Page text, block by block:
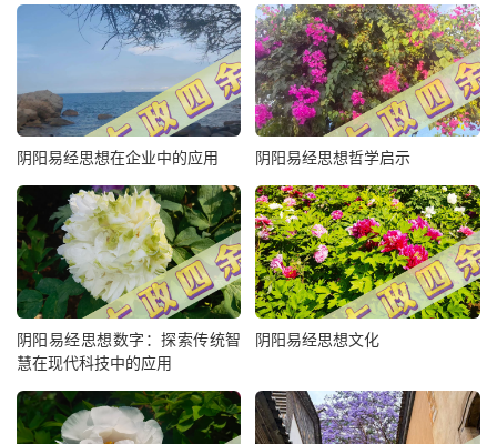
阴阳易经思想在企业中的应用 阴阳易经思想哲学启示
阴阳易经思想数字：探索传统智
慧在现代科技中的应用
阴阳易经思想文化